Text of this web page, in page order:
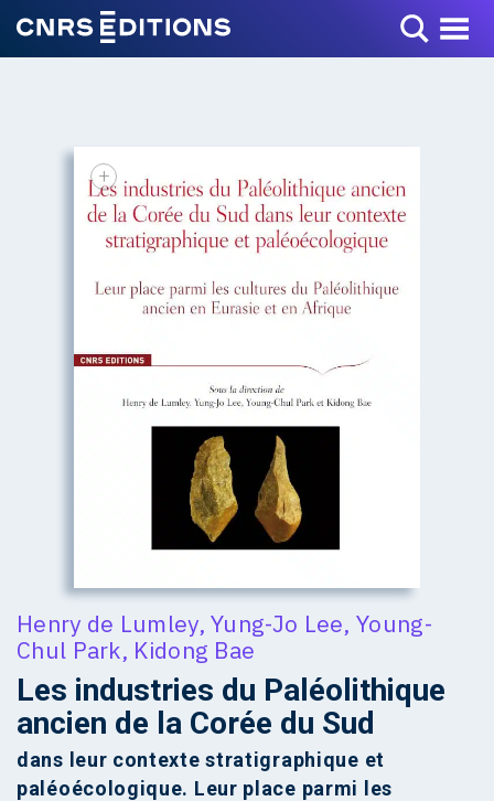
Toggle Menu
+
Henry de Lumley,Yung-Jo Lee,Young-
Chul Park, Kidong Bae
Les industries du Paléolithique
ancien de la Corée du Sud
dans leur contexte stratigraphique et
paléoécologique. Leur place parmi les